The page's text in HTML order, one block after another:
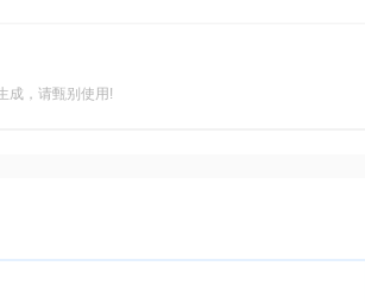
成，请甄别使用!